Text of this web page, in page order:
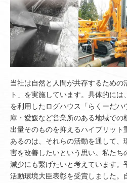
当社は自然と人間が共存するための
ト」を実施しています。具体的に
を利用したログハウス「らくーだハ
庫・愛媛など営業所のある地域で
出量そのものを抑えるハイブリット
あるのは、それらの活動を通して、
害を改善したいという思い。私たち
減少にも繋げたいと考えています。
活動環境大臣表彰を受賞しました。